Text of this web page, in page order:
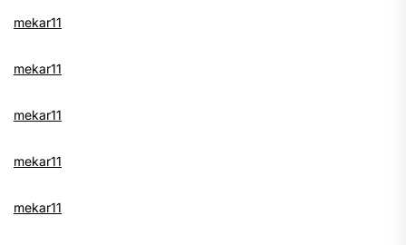
mekar11
mekar11
mekar11
mekar11
mekar11